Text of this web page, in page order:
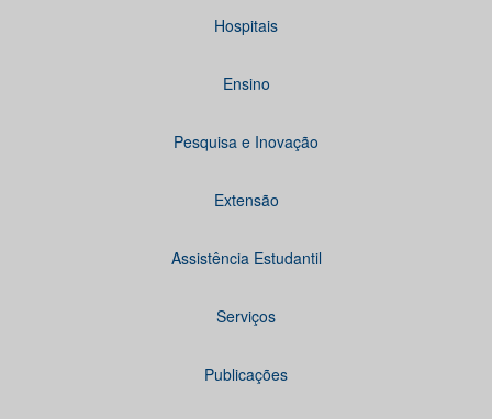
Hospitais
Ensino
Pesquisa e Inovação
Extensão
Assistência Estudantil
Serviços
Publicações